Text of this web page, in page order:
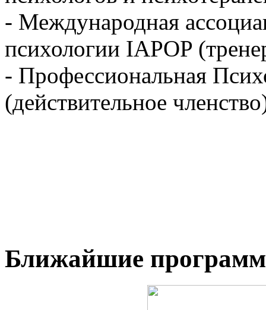
- Международная
психологии IAPOP
- Профессиональная
(действительное
Ближайшие